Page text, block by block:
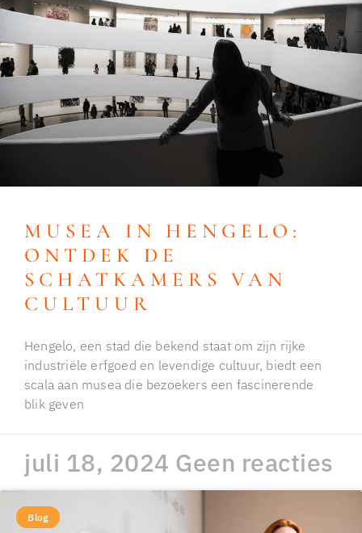
MUSEA IN HENGELO:
ONTDEK DE
SCHATKAMERS VAN
CULTUUR
Hengelo, een stad die bekend staat om zijn rijke
industriële erfgoed en levendige cultuur, biedt een
scala aan musea die bezoekers een fascinerende
blik geven
juli 18, 2024 Geen reacties
Blog